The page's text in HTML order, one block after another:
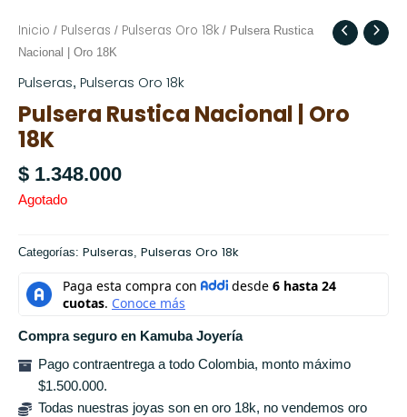
Inicio / Pulseras / Pulseras Oro 18k / Pulsera Rustica
Nacional | Oro 18K
Pulseras, Pulseras Oro 18k
Pulsera Rustica Nacional | Oro
18K
$ 1.348.000
Agotado
Categorías: Pulseras Pulseras Oro 18k
Compra seguro en Kamuba Joyería
Pago contraentrega a todo Colombia, monto máximo
$1.500.000.
Todas nuestras joyas son en oro 18k, no vendemos oro